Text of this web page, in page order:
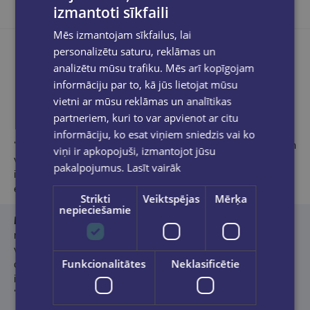
Produkta apraksts
“Tauriņa efekts” ir psiholoģisks stāsts ar smalku detektīvlīniju un
vieglu mistērijas pieskārienu — par jaunības ievainojamību,
iekšējo metamorfozi un izvēli dzīvot, mudinot pievērsties
eksistenciāliem jautājumiem —kas es esmu un kurp dodos
Laura Grigule (2002)
dzīvo Latgalē un studē psiholoģiju. Ar
radošo rakstīšanu viņa aizraujas jau kopš vidusskolas gadiem;
viņas darbi — stāsti, dzeja un citi radoši eksperimenti — guvuši
atzinību literārajos konkursos un publicēti periodiskajos
izdevumos.
“Tauriņa efekts” ir autores debijas romāns.
izmantoti sīkfaili
Mēs izmantojam sīkfailus, lai
personalizētu saturu, reklāmas un
analizētu mūsu trafiku. Mēs arī kopīgojam
informāciju par to, kā jūs lietojat mūsu
vietni ar mūsu reklāmas un analītikas
partneriem, kuri to var apvienot ar citu
informāciju, ko esat viņiem sniedzis vai ko
viņi ir apkopojuši, izmantojot jūsu
pakalpojumus. Lasīt vairāk
Strikti
nepieciešamie
Veiktspējas Mērķa
Funkcionalitātes Neklasificētie